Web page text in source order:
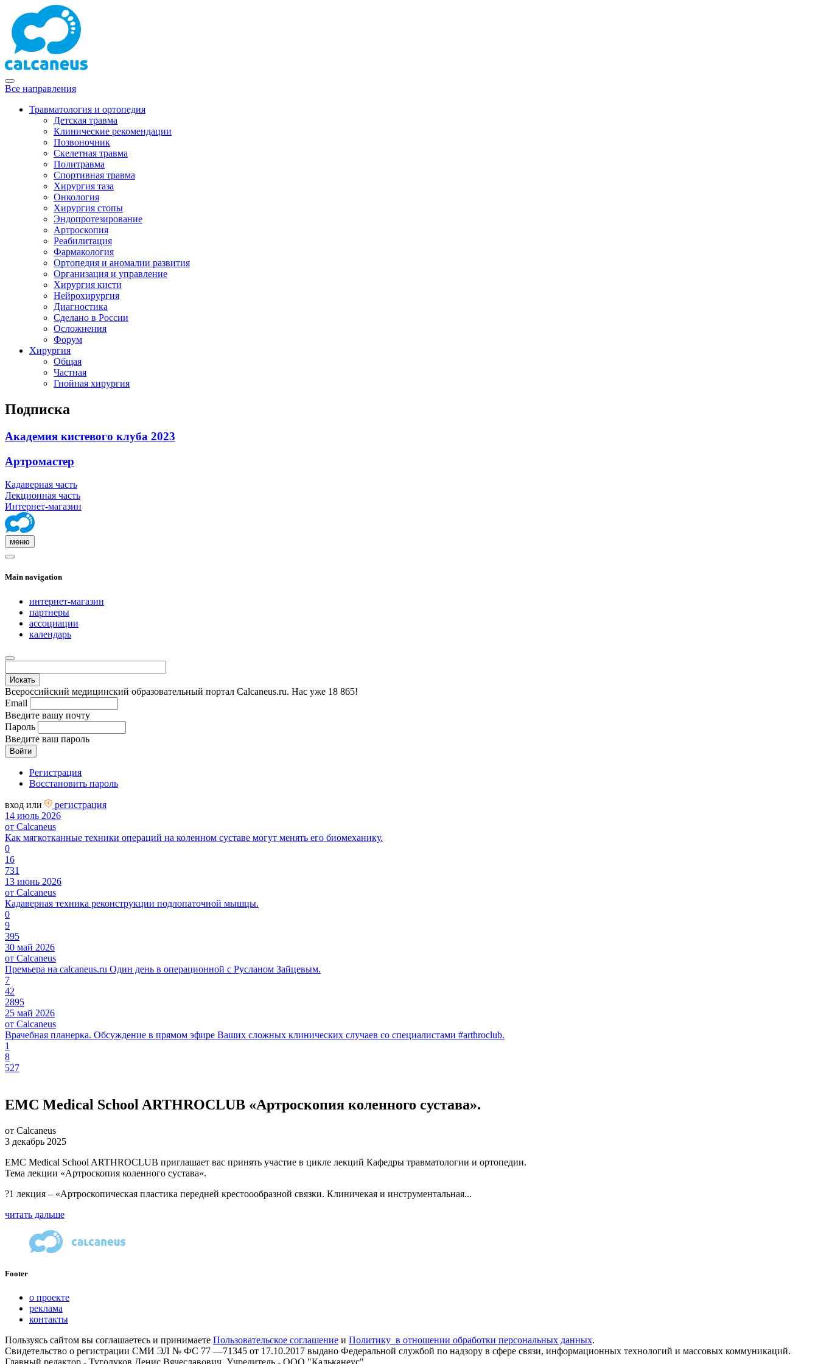
Все направления
Травматология и ортопедия
Детская травма
Клинические рекомендации
Позвоночник
Скелетная травма
Политравма
Спортивная травма
Хирургия таза
Онкология
Хирургия стопы
Эндопротезирование
Артроскопия
Реабилитация
Фармакология
Ортопедия и аномалии развития
Организация и управление
Хирургия кисти
Нейрохирургия
Диагностика
Сделано в России
Осложнения
Форум
Хирургия
Общая
Частная
Гнойная хирургия
Подписка
Академия кистевого клуба 2023
Артромастер
Кадаверная часть
Лекционная часть
Интернет-магазин
меню
Main navigation
интернет-магазин
партнеры
ассоциации
календарь
Всероссийский медицинский образовательный портал Calcaneus.ru. Нас уже 18 865!
Email
Введите вашу почту
Пароль
Введите ваш пароль
Регистрация
Восстановить пароль
вход или
регистрация
14 июль 2026
от Calcaneus
Как мягкотканные техники операций на коленном суставе могут менять его биомеханику.
0
16
731
13 июнь 2026
от Calcaneus
Кадаверная техника реконструкции подлопаточной мышцы.
0
9
395
30 май 2026
от Calcaneus
Премьера на calcaneus.ru Один день в операционной с Русланом Зайцевым.
7
42
2895
25 май 2026
от Calcaneus
Врачебная планерка. Обсуждение в прямом эфире Ваших сложных клинических случаев со специалистами #arthroclub.
1
8
527
EMC Medical School ARTHROCLUB «Артроскопия коленного сустава».
от Calcaneus
3 декабрь 2025
EMC Medical School ARTHROCLUB приглашает вас принять участие в цикле лекций Кафедры травматологии и ортопедии.
Тема лекции «Артроскопия коленного сустава».
?1 лекция – «Артроскопическая пластика передней крестоообразной связки. Клиничекая и инструментальная...
читать дальше
Footer
о проекте
реклама
контакты
Пользуясь сайтом вы соглашаетесь и принимаете Пользовательское соглашение и Политику в отношении обработки персональных данных.
Свидетельство о регистрации СМИ ЭЛ № ФС 77 —71345 от 17.10.2017 выдано Федеральной службой по надзору в сфере связи, информационных технологий и массовых коммуникаций.